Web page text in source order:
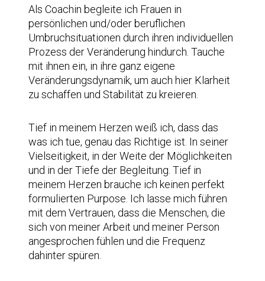
Als Coachin begleite ich Frauen in
persönlichen und/oder beruflichen
Umbruchsituationen durch ihren individuellen
Prozess der Veränderung hindurch. Tauche
mit ihnen ein, in ihre ganz eigene
Veränderungsdynamik, um auch hier Klarheit
zu schaffen und Stabilität zu kreieren.
Tief in meinem Herzen weiß ich, dass das
was ich tue, genau das Richtige ist. In seiner
Vielseitigkeit, in der Weite der Möglichkeiten
und in der Tiefe der Begleitung. Tief in
meinem Herzen brauche ich keinen perfekt
formulierten Purpose. Ich lasse mich führen
mit dem Vertrauen, dass die Menschen, die
sich von meiner Arbeit und meiner Person
angesprochen fühlen und die Frequenz
dahinter spüren.